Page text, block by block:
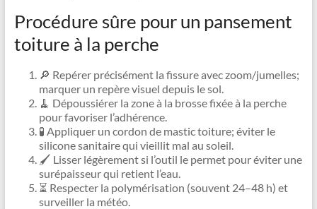
Procédure sûre pour un pansement
toiture à la perche
🔎 Repérer précisément la fissure avec zoom/jumelles;
marquer un repère visuel depuis le sol.
🧹 Dépoussiérer la zone à la brosse fixée à la perche
pour favoriser l’adhérence.
🧪 Appliquer un cordon de mastic toiture; éviter le
silicone sanitaire qui vieillit mal au soleil.
🖌️ Lisser légèrement si l’outil le permet pour éviter une
surépaisseur qui retient l’eau.
⏳ Respecter la polymérisation (souvent 24–48 h) et
surveiller la météo.